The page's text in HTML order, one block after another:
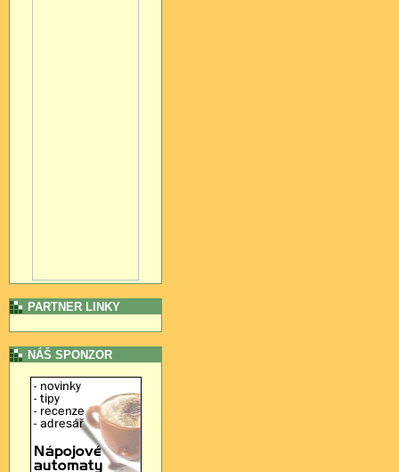
PARTNER LINKY
NÁŠ SPONZOR